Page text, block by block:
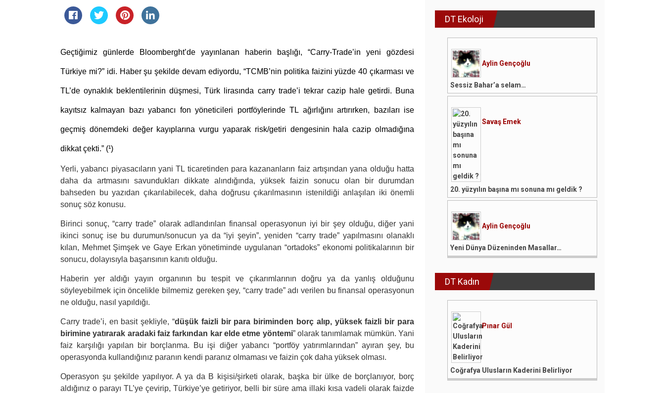
Geçtiğimiz günlerde Bloomberght’de yayınlanan haberin başlığı, “Carry-Trade’in yeni gözdesi
Türkiye mi?” idi. Haber şu şekilde devam ediyordu, “TCMB’nin politika faizini yüzde 40 çıkarması ve
TL’de oynaklık beklentilerinin düşmesi, Türk lirasında carry trade’i tekrar cazip hale getirdi. Buna
kayıtsız kalmayan bazı yabancı fon yöneticileri portföylerinde TL ağırlığını artırırken, bazıları ise
geçmiş dönemdeki değer kayıplarına vurgu yaparak risk/getiri dengesinin hala cazip olmadığına
dikkat çekti.” (¹)
Yerli, yabancı piyasacıların yani TL ticaretinden para kazananların faiz artışından yana olduğu hatta
daha da artmasını savundukları dikkate alındığında, yüksek faizin sonucu olan bir durumdan
bahseden bu yazıdan çıkarılabilecek, daha doğrusu çıkarılmasının istenildiği anlaşılan iki önemli
sonuç söz konusu.
Birinci sonuç, “carry trade” olarak adlandırılan finansal operasyonun iyi bir şey olduğu, diğer yani
ikinci sonuç ise bu durumun/sonucun ya da “iyi şeyin”, yeniden “carry trade” yapılmasını olanaklı
kılan, Mehmet Şimşek ve Gaye Erkan yönetiminde uygulanan “ortadoks” ekonomi politikalarının bir
sonucu, dolayısıyla başarısının kanıtı olduğu.
Haberin yer aldığı yayın organının bu tespit ve çıkarımlarının doğru ya da yanlış olduğunu
söyleyebilmek için öncelikle bilmemiz gereken şey, “carry trade” adı verilen bu finansal operasyonun
ne olduğu, nasıl yapıldığı.
Carry trade’i, en basit şekliyle, “düşük faizli bir para biriminden borç alıp, yüksek faizli bir para
birimine yatırarak aradaki faiz farkından kar elde etme yöntemi” olarak tanımlamak mümkün. Yani
faiz karşılığı yapılan bir borçlanma. Bu işi diğer yabancı “portföy yatırımlarından” ayıran şey, bu
operasyonda kullandığınız paranın kendi paranız olmaması ve faizin çok daha yüksek olması.
Operasyon şu şekilde yapılıyor. A ya da B kişisi/şirketi olarak, başka bir ülke de borçlanıyor, borç
aldığınız o parayı TL’ye çevirip, Türkiye’ye getiriyor, belli bir süre ama illaki kısa vadeli olarak faizde
DT Ekoloji
Aylin Gençoğlu
Sessiz Bahar’a selam…
Savaş Emek
20. yüzyılın başına mı sonuna mı geldik ?
Aylin Gençoğlu
Yeni Dünya Düzeninden Masallar…
DT Kadın
Pınar Gül
Coğrafya Ulusların Kaderini Belirliyor